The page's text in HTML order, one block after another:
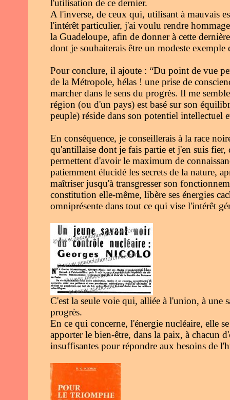
l'utilisation de ce dernier.
A l'inverse, de ceux qui, utilisant à mauvais
l'intérêt particulier, j'ai voulu rendre
la Guadeloupe, afin de donner à cette
dont je souhaiterais être un modeste
Pour conclure, il ajoute : “Du point de vue
de la Métropole, hélas ! une prise de
marcher dans le sens du progrès. Il me
région (ou d'un pays) est basé sur son
peuple) réside dans son potentiel intellectuel
En conséquence, je conseillerais à la race
qu'antillaise dont je fais partie et j'en suis
permettent d'avoir le maximum de
patiemment élucidé les secrets de la nature,
maîtriser jusqu'à transgresser son
constitution elle-même, libère ses énergies
omniprésente dans tout ce qui vise l'intérêt
C'est la seule voie qui, alliée à l'union, à une
progrès.
En ce qui concerne, l'énergie nucléaire, elle
apporter le bien-être, dans la paix, à chacun
insuffisantes pour répondre aux besoins de